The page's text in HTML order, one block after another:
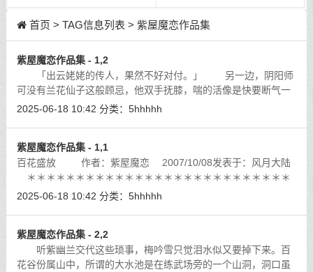
首页 > TAG信息列表 > 紫屋魔恋作品集
紫屋魔恋作品集 - 1,2
「出云姥姥的传人，果然不好对付。」 另一边，阴阳师
可没有兰花仙子这般顾忌，他双手抚膝，喘的活像是快要断气一
般。[详细]
2025-06-18 10:42 分类： 5hhhhh
紫屋魔恋作品集 - 1,1
百花盛放 作者：紫屋魔恋 2007/10/08发表于：风月大陆
＊＊＊＊＊＊＊＊＊＊＊＊＊＊＊＊＊＊＊＊＊＊＊＊＊＊＊
＊＊＊＊＊＊＊＊[详细]
2025-06-18 10:42 分类： 5hhhhh
紫屋魔恋作品集 - 2,2
听紫幽兰交代这些琐事，梅吟雪只觉泪水似又要掉下来。百
花谷份属山中，所谓的大水池是在练武场旁的一个山洞，洞口虽